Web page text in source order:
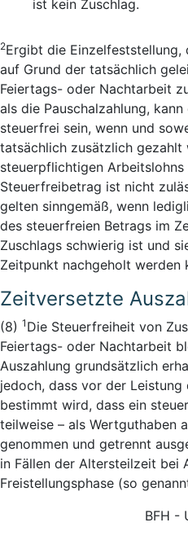
ist kein Zuschlag.
2Ergibt die Einzelfeststellung,
auf Grund der tatsächlich
Feiertags- oder Nachtarbeit
als die Pauschalzahlung,
steuerfrei sein, wenn und
tatsächlich zusätzlich gezahlt
steuerpflichtigen
Steuerfreibetrag ist nicht
gelten sinngemäß, wenn
des steuerfreien Betrags im
Zuschlags schwierig ist und
Zeitpunkt nachgeholt werden
Zeitversetzte
(8) 1 Die Steuerfreiheit von
Feiertags- oder Nachtarbeit
Auszahlung grundsätzlich
jedoch, dass vor der
bestimmt wird, dass ein
teilweise – als Wertguthaben
genommen und getrennt
in Fällen der Altersteilzeit bei
Freistellungsphase (so
BFH -